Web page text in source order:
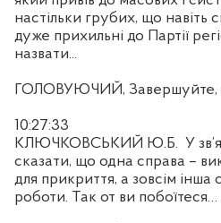
настільки грубих, що навіть
дуже прихильні до Партії
назвати...
ГОЛОВУЮЧИЙ, Завершуйте,
10:27:33
КЛЮЧКОВСЬКИЙ Ю.Б. У зв’
сказати, що одна справа –
для прикриття, а зовсім інша
роботи. Так от ви побоїтеся…